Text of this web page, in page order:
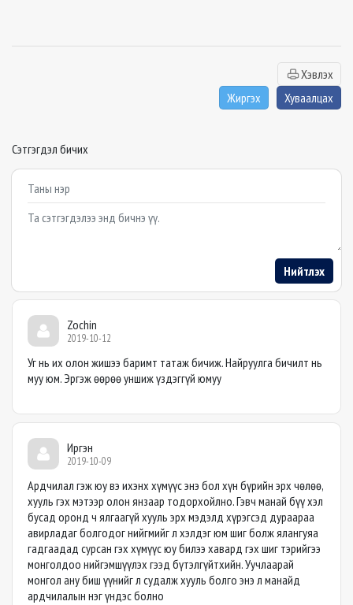
Хэвлэх
Жиргэх
Хуваалцах
Сэтгэгдэл бичих
Example textarea
Нийтлэх
Zochin
2019-10-12
Уг нь их олон жишээ баримт татаж бичиж. Найруулга бичилт нь
муу юм. Эргэж өөрөө уншиж үздэггүй юмуу
Иргэн
2019-10-09
Ардчилал гэж юу вэ ихэнх хүмүүс энэ бол хүн бүрийн эрх чөлөө,
хууль гэх мэтээр олон янзаар тодорхойлно. Гэвч манай бүү хэл
бусад оронд ч ялгаагүй хууль эрх мэдэлд хүрэгсэд дураараа
авирладаг болгодог нийгмийг л хэлдэг юм шиг болж ялангуяа
гадгаадад сурсан гэх хүмүүс юу билээ хавард гэх шиг тэрийгээ
монголдоо нийгэмшүүлэх гээд бүтэлгүйтхийн. Уучлаарай
монгол ану биш үүнийг л судалж хууль болго энэ л манайд
ардчилалын нэг үндэс болно